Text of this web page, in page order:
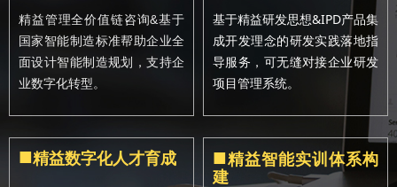
精益管理全价值链咨询&基于
国家智能制造标准帮助企业全
面设计智能制造规划，支持企
业数字化转型。
基于精益研发思想&IPD产品集
成开发理念的研发实践落地指
导服务，可无缝对接企业研发
项目管理系统。
■精益数字化人才育成 ■精益智能实训体系构
建